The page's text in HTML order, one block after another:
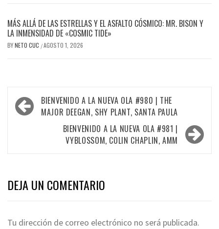
MÁS ALLÁ DE LAS ESTRELLAS Y EL ASFALTO CÓSMICO: MR. BISON Y
LA INMENSIDAD DE «COSMIC TIDE»
BYNETO CUC /AGOSTO 1, 2026
Navegación
de
BIENVENIDO A LA NUEVA OLA #980 | THE
MAJOR DEEGAN, SHY PLANT, SANTA PAULA
BIENVENIDO A LA NUEVA OLA #981 |
VYBLOSSOM, COLIN CHAPLIN, AMM
DEJA UN COMENTARIO
Tu dirección de correo electrónico no será publicada.